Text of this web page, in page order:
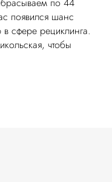
по 44
появился шанс
сфере рециклинга.
чтобы